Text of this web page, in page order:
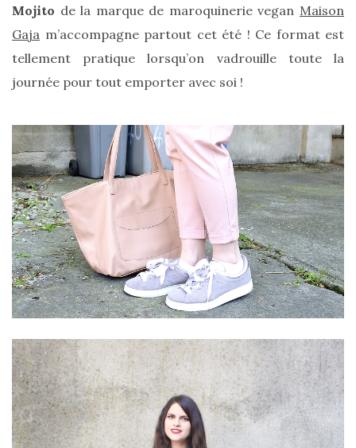
coeur
(9)
Digital/Blogging
(12)
(15)
Lecture/Séries
(13)
Vie
quotidienne/Maison
(61)
Mode
(502)
Actualités
mode
(5)
Conseils
mode
Mojito de la marque de maroquinerie vegan Maison
Gaja m’accompagne partout cet été ! Ce format est
tellement pratique lorsqu’on vadrouille toute la
journée pour tout emporter avec soi !